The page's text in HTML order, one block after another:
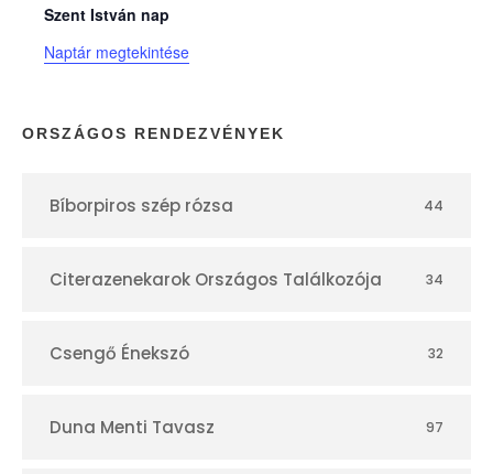
n
a
p
r
Szent István nap
Naptár megtekintése
ORSZÁGOS RENDEZVÉNYEK
Bíborpiros szép rózsa 44
Citerazenekarok Országos Találkozója 34
Csengő Énekszó 32
Duna Menti Tavasz 97